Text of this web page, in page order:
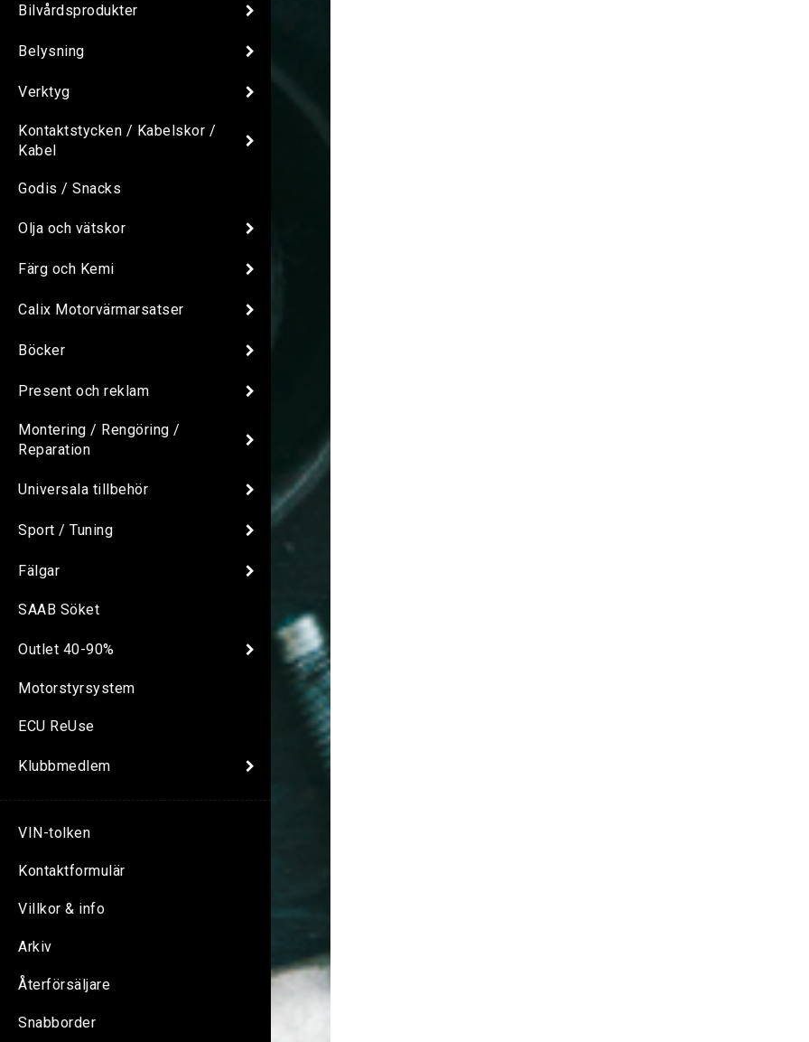
Bilvårdsprodukter
Belysning
Verktyg
Kontaktstycken / Kabelskor /
Kabel
Godis / Snacks
Olja och vätskor
Färg och Kemi
Calix Motorvärmarsatser
Böcker
Present och reklam
Montering / Rengöring /
Reparation
Universala tillbehör
Sport / Tuning
Fälgar
SAAB Söket
Outlet 40-90%
Motorstyrsystem
ECU ReUse
Klubbmedlem
VIN-tolken
Kontaktformulär
Villkor & info
Arkiv
Återförsäljare
Snabborder